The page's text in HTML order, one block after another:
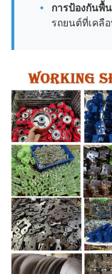
การป้องกันพื้
รถยนต์ที่เคลื